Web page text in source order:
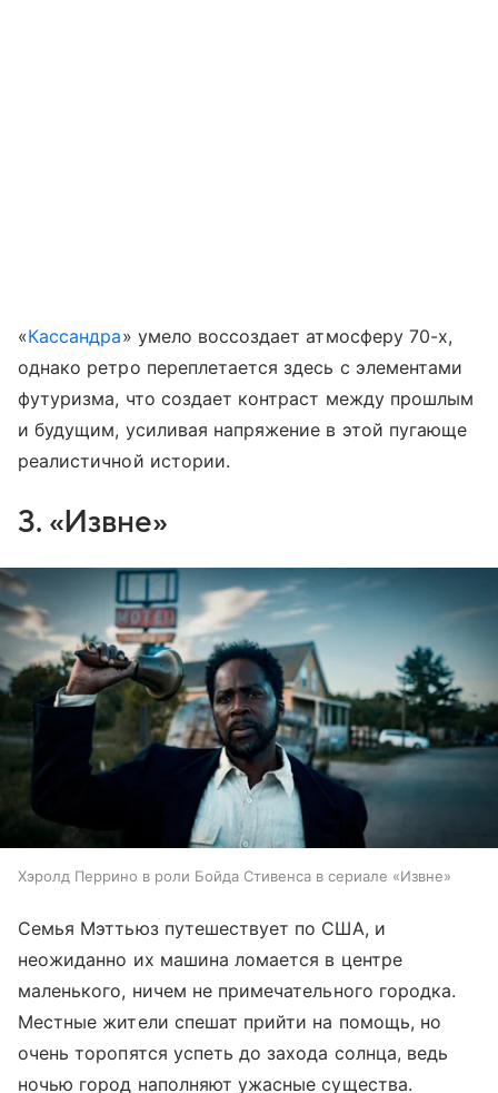
«Кассандра» умело воссоздает атмосферу 70-х,
однако ретро переплетается здесь с элементами
футуризма, что создает контраст между прошлым
и будущим, усиливая напряжение в этой пугающе
реалистичной истории.
3. «Извне»
Хэролд Перрино в роли Бойда Стивенса в сериале «Извне»
Семья Мэттьюз путешествует по США, и
неожиданно их машина ломается в центре
маленького, ничем не примечательного городка.
Местные жители спешат прийти на помощь, но
очень торопятся успеть до захода солнца, ведь
ночью город наполняют ужасные существа.